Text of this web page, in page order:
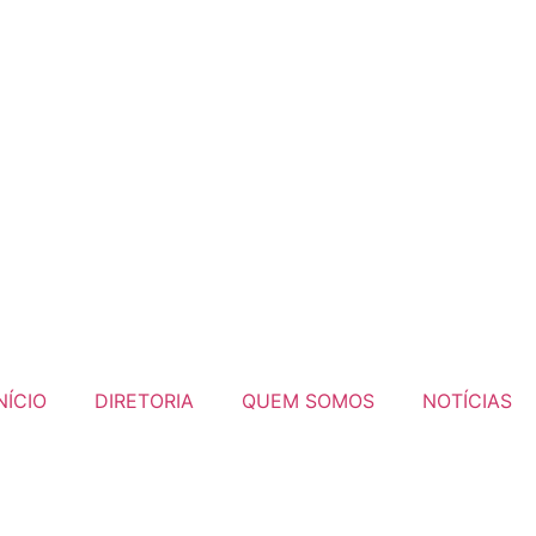
DIRETORIA QUEM SOMOS NOTÍCIAS